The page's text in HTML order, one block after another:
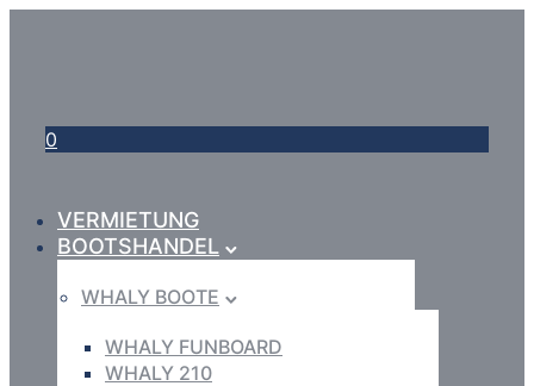
0
VERMIETUNG
BOOTSHANDEL
WHALY BOOTE
WHALY FUNBOARD
WHALY 210